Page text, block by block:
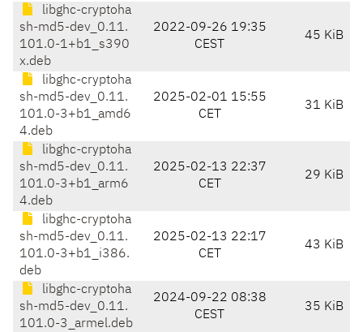
libghc-cryptoha
sh-md5-dev_0.11.
101.0-1+b1_s390
x.deb
2022-09-26 19:35
CEST
45 KiB
libghc-cryptoha
sh-md5-dev_0.11.
101.0-3+b1_amd6
4.deb
2025-02-01 15:55
CET
31 KiB
libghc-cryptoha
sh-md5-dev_0.11.
101.0-3+b1_arm6
4.deb
2025-02-13 22:37
CET
29 KiB
libghc-cryptoha
sh-md5-dev_0.11.
101.0-3+b1_i386.
deb
2025-02-13 22:17
CET
43 KiB
libghc-cryptoha
sh-md5-dev_0.11.
101.0-3_armel.deb
2024-09-22 08:38
CEST
35 KiB